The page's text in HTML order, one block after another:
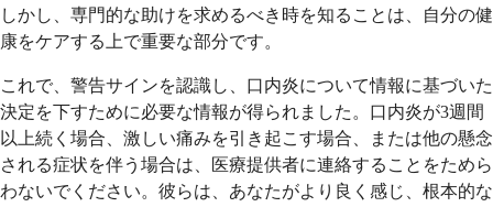
しかし、専門的な助けを求めるべき時を知ることは、自分の健
康をケアする上で重要な部分です。
これで、警告サインを認識し、口内炎について情報に基づいた
決定を下すために必要な情報が得られました。口内炎が3週間
以上続く場合、激しい痛みを引き起こす場合、または他の懸念
される症状を伴う場合は、医療提供者に連絡することをためら
わないでください。彼らは、あなたがより良く感じ、根本的な